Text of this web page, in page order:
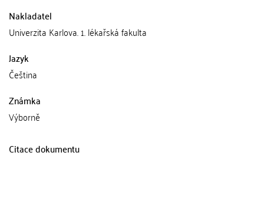
Nakladatel
Univerzita Karlova. 1. lékařská fakulta
Jazyk
Čeština
Známka
Výborně
Citace dokumentu